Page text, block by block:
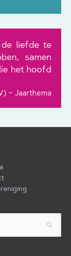
de liefde te
samen
het hoofd
– Jaarthema